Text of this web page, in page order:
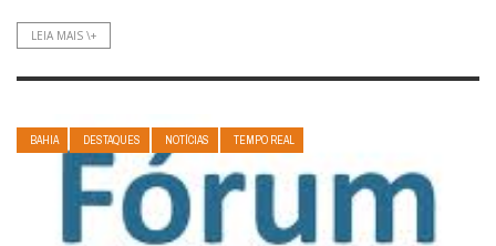
LEIA MAIS \+
BAHIA DESTAQUES NOTÍCIAS TEMPO REAL